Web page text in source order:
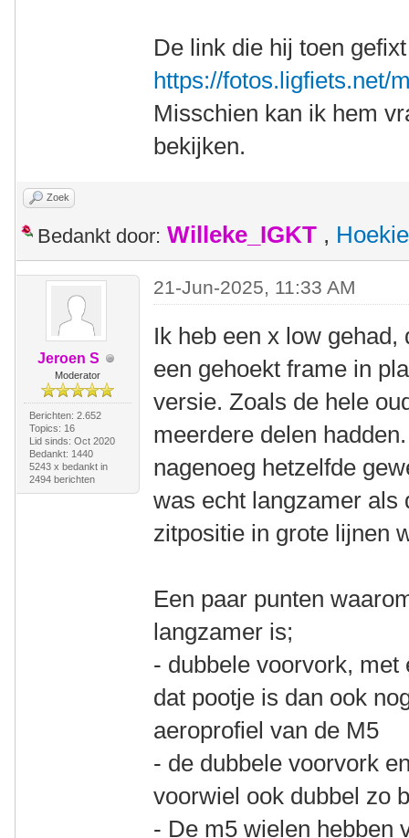
De link die hij toen
https://fotos.ligfiets.net/
Misschien kan ik hem
bekijken.
Zoek
Bedankt door: Willeke_IGKT , Hoekie
Jeroen S
Moderator
Berichten: 2.652
Topics: 16
Lid sinds: Oct 2020
Bedankt: 1440
5243 x bedankt in
2494 berichten
21-Jun-2025, 11:33 AM
Ik heb een x low
een gehoekt frame in
versie. Zoals de hele
meerdere delen
nagenoeg hetzelfde
was echt langzamer als
zitpositie in grote lijnen
Een paar punten
langzamer is;
- dubbele voorvork,
dat pootje is dan ook
aeroprofiel van de M5
- de dubbele voorvork
voorwiel ook dubbel zo
- De m5 wielen hebben